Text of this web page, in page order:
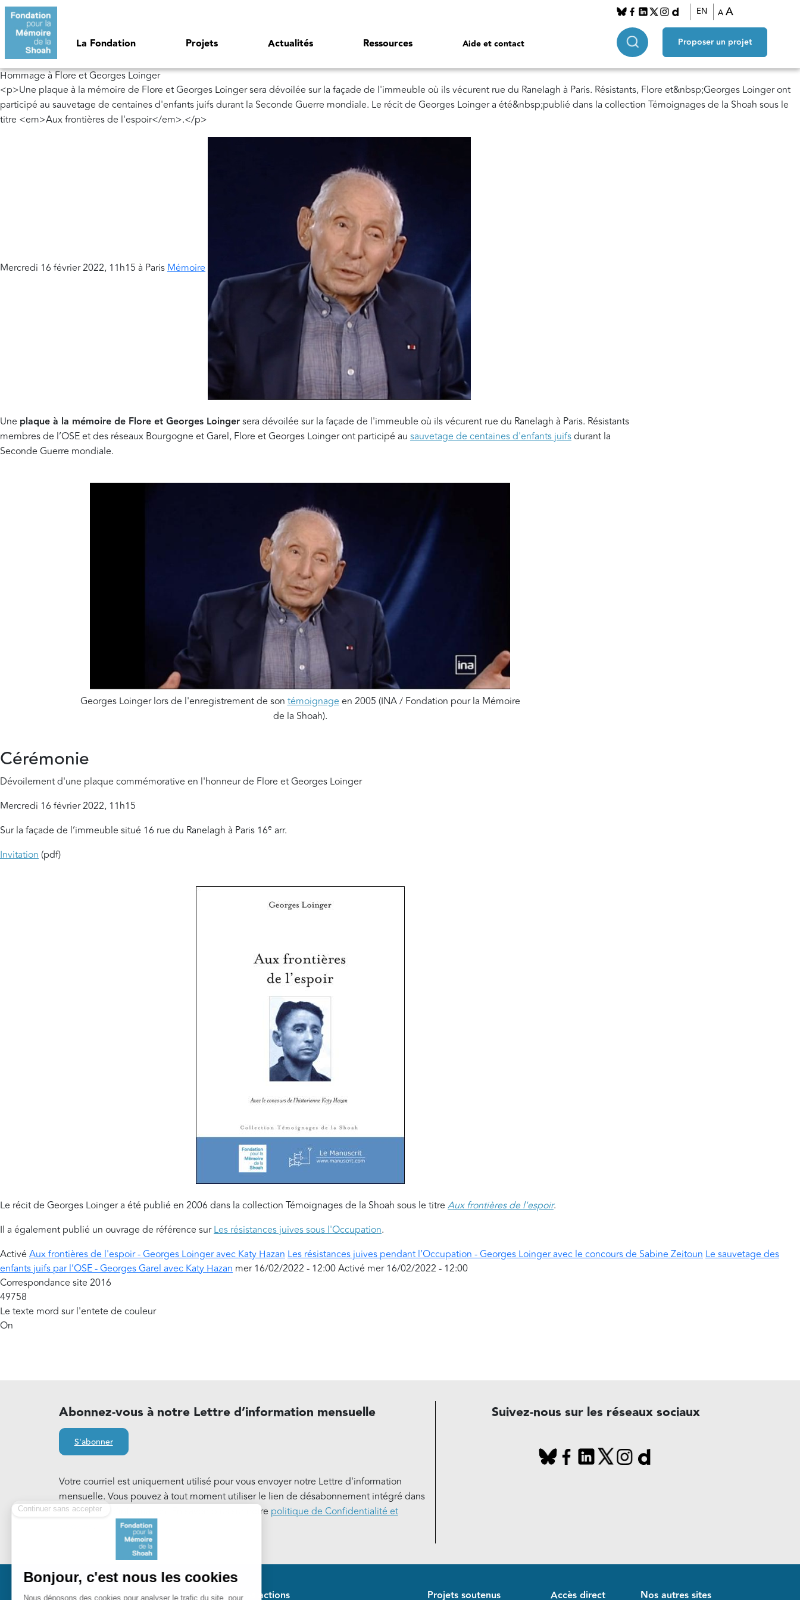
Aller au contenu principal
La Fondation Projets Actualités Ressources Aide et contact
EN A A
Proposer un projet
Hommage à Flore et Georges Loinger
<p>Une plaque à la mémoire de Flore et Georges Loinger sera dévoilée sur la façade de l'immeuble où ils vécurent rue du Ranelagh à Paris. Résistants, Flore et&nbsp;Georges Loinger ont
participé au sauvetage de centaines d'enfants juifs durant la Seconde Guerre mondiale. Le récit de Georges Loinger a été&nbsp;publié dans la collection Témoignages de la Shoah sous le
titre <em>Aux frontières de l'espoir</em>.</p>
Mercredi 16 février 2022, 11h15 à Paris Mémoire
Une plaque à la mémoire de Flore et Georges Loingersera dévoilée sur la façade de l'immeuble où ils vécurent rue du Ranelagh à Paris. Résistants
membres de l’OSE et des réseaux Bourgogne et Garel, Flore et Georges Loinger ont participé au sauvetage de centaines d'enfants juifsdurant la
Seconde Guerre mondiale.
Georges Loinger lors de l'enregistrement de son témoignage en 2005 (INA / Fondation pour la Mémoire
de la Shoah).
Cérémonie
Dévoilement d'une plaque commémorative en l'honneur de Flore et Georges Loinger
Mercredi 16 février 2022, 11h15
Sur la façade de l’immeuble situé 16 rue du Ranelagh à Paris 16e arr.
Invitation (pdf)
Le récit de Georges Loinger a été publié en 2006 dans la collection Témoignages de la Shoah sous le titre Aux frontières de l'espoir.
Il a également publié un ouvrage de référence surLes résistances juives sous l'Occupation.
Activé Aux frontières de l'espoir - Georges Loinger avec Katy Hazan Les résistances juives pendant l’Occupation - Georges Loinger avec le concours de Sabine Zeitoun Le sauvetage des
enfants juifs par l’OSE - Georges Garel avec Katy Hazan mer 16/02/2022 - 12:00Activé mer 16/02/2022 - 12:00
Correspondance site 2016
49758
Le texte mord sur l'entete de couleur
On
Abonnez-vous à notre Lettre d’information mensuelle
S'abonner
Votre courriel est uniquement utilisé pour vous envoyer notre Lettre d'information
mensuelle. Vous pouvez à tout moment utiliser le lien de désabonnement intégré dans
notre Lettre d'information. En savoir plus sur notre politique de Confidentialité et
Suivez-nous sur les réseaux sociaux
Pied de page
Nos actions Projets soutenus Accès direct Nos autres sites